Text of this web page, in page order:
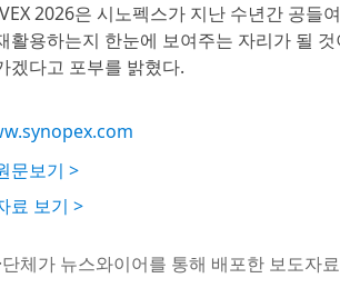
2026은 시노펙스가 지난 수년간 공
활용하는지 한눈에 보여주는 자리가 될
겠다고 포부를 밝혔다.
문보기 >
료 보기 >
단체가 뉴스와이어를 통해 배포한 보도자